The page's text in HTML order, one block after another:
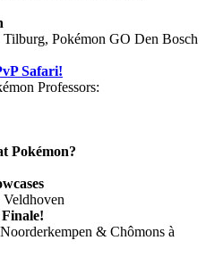
Pokémon GO Den Bosch
Safari!
Professors:
Pokémon?
& Chômons à